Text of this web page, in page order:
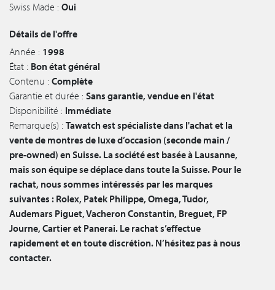
Swiss Made : Oui
Détails de l'offre
Année : 1998
État : Bon état général
Contenu : Complète
Garantie et durée : Sans garantie, vendue en l'état
Disponibilité : Immédiate
Remarque(s) : Tawatch est spécialiste dans l'achat et la
vente de montres de luxe d’occasion (seconde main /
pre-owned) en Suisse. La société est basée à Lausanne,
mais son équipe se déplace dans toute la Suisse. Pour le
rachat, nous sommes intéressés par les marques
suivantes : Rolex, Patek Philippe, Omega, Tudor,
Audemars Piguet, Vacheron Constantin, Breguet, FP
Journe, Cartier et Panerai. Le rachat s’effectue
rapidement et en toute discrétion. N’hésitez pas à nous
contacter.